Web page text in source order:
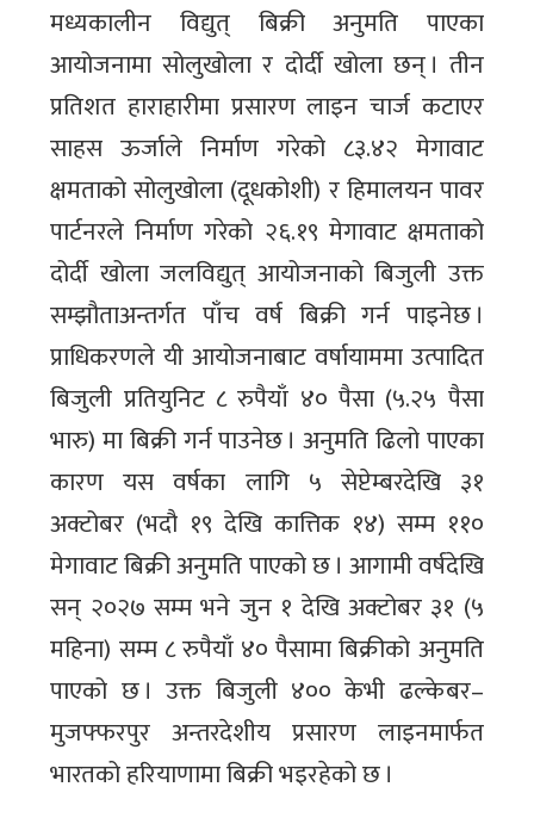
मध्यकालीन विद्युत् बिक्री अनुमति पाएका
आयोजनामा सोलुखोला र दोर्दी खोला छन् । तीन
प्रतिशत हाराहारीमा प्रसारण लाइन चार्ज कटाएर
साहस ऊर्जाले निर्माण गरेको ८३.४२ मेगावाट
क्षमताको सोलुखोला (दूधकोशी) र हिमालयन पावर
पार्टनरले निर्माण गरेको २६.१९ मेगावाट क्षमताको
दोर्दी खोला जलविद्युत् आयोजनाको बिजुली उक्त
सम्झौताअन्तर्गत पाँच वर्ष बिक्री गर्न पाइनेछ ।
प्राधिकरणले यी आयोजनाबाट वर्षायाममा उत्पादित
बिजुली प्रतियुनिट ८ रुपैयाँ ४० पैसा (५.२५ पैसा
भारु) मा बिक्री गर्न पाउनेछ । अनुमति ढिलो पाएका
कारण यस वर्षका लागि ५ सेप्टेम्बरदेखि ३१
अक्टोबर (भदौ १९ देखि कात्तिक १४) सम्म ११०
मेगावाट बिक्री अनुमति पाएको छ । आगामी वर्षदेखि
सन् २०२७ सम्म भने जुन १ देखि अक्टोबर ३१ (५
महिना) सम्म ८ रुपैयाँ ४० पैसामा बिक्रीको अनुमति
पाएको छ । उक्त बिजुली ४०० केभी ढल्केबर–
मुजफ्फरपुर अन्तरदेशीय प्रसारण लाइनमार्फत
भारतको हरियाणामा बिक्री भइरहेको छ ।